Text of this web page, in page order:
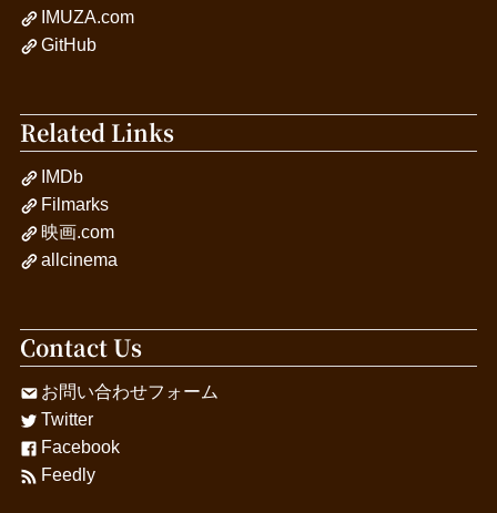
IMUZA.com
GitHub
Related Links
IMDb
Filmarks
映画.com
allcinema
Contact Us
お問い合わせフォーム
Twitter
Facebook
Feedly